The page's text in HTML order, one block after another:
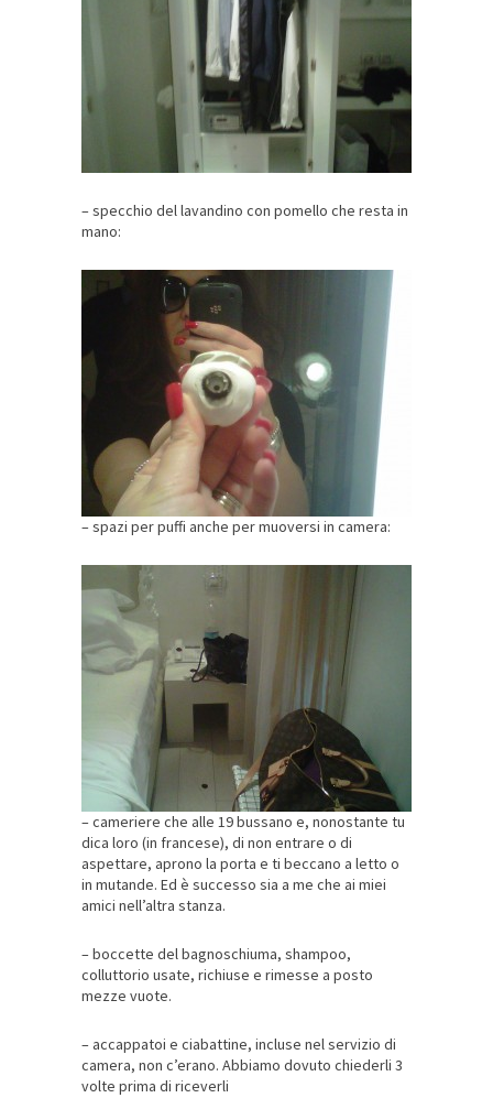
– specchio del lavandino con pomello che resta in
mano:
– spazi per puffi anche per muoversi in camera:
– cameriere che alle 19 bussano e, nonostante tu
dica loro (in francese), di non entrare o di
aspettare, aprono la porta e ti beccano a letto o
in mutande. Ed è successo sia a me che ai miei
amici nell’altra stanza.
– boccette del bagnoschiuma, shampoo,
colluttorio usate, richiuse e rimesse a posto
mezze vuote.
– accappatoi e ciabattine, incluse nel servizio di
camera, non c’erano. Abbiamo dovuto chiederli 3
volte prima di riceverli